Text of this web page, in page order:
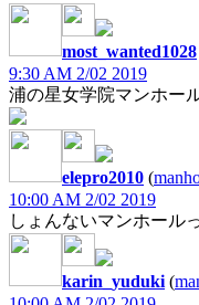
most_wanted1028
9:30 AM 2/02 2019
浦の星女学院マンホー
elepro2010 (
10:00 AM 2/02 2019
しょんないマンホール
karin_yuduki (